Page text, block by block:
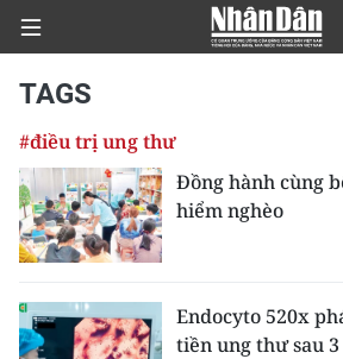
CHÍNH TRỊ
KINH TẾ
XÃ HỘI
TAGS
#điều trị ung thư
Đồng hành cùng
hiểm nghèo
Endocyto 520x
tiền ung thư sau